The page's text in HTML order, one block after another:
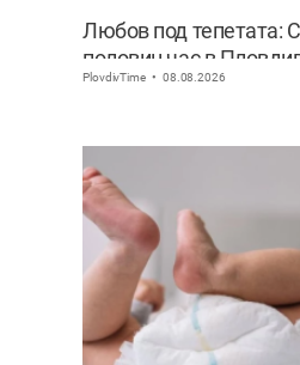
Любов под тепетата:
половин час в
дата 8.08
PlovdivTime 08.08.2026